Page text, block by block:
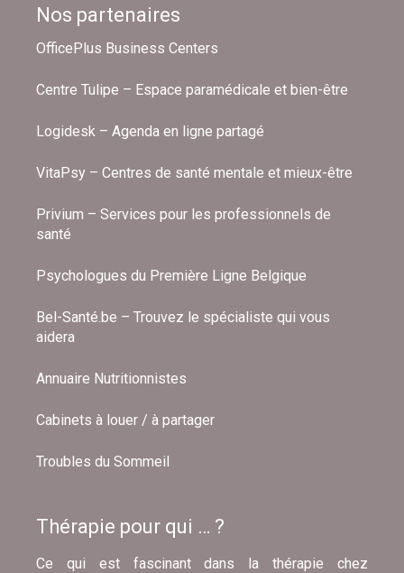
Nos partenaires
OfficePlus Business Centers
Centre Tulipe – Espace paramédicale et bien-être
Logidesk – Agenda en ligne partagé
VitaPsy – Centres de santé mentale et mieux-être
Privium – Services pour les professionnels de
santé
Psychologues du Première Ligne Belgique
Bel-Santé.be – Trouvez le spécialiste qui vous
aidera
Annuaire Nutritionnistes
Cabinets à louer / à partager
Troubles du Sommeil
Thérapie pour qui … ?
Ce qui est fascinant dans la thérapie chez